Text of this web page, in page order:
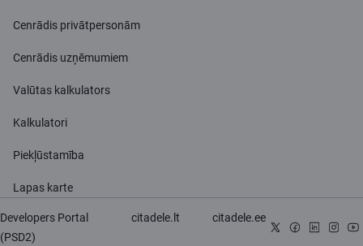
Cenrādis privātpersonām
Cenrādis uzņēmumiem
Valūtas kalkulators
Kalkulatori
Piekļūstamība
Lapas karte
Developers Portal
(PSD2)
citadele.lt citadele.ee